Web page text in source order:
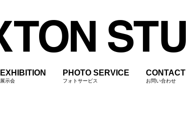
EXHIBITION
展示会
PHOTO SERVICE
フォトサービス
CONTACT
お問い合わせ